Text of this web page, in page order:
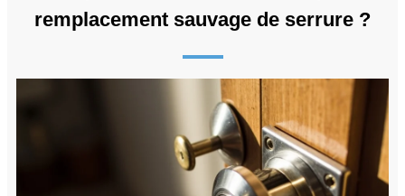
remplacement sauvage de serrure ?